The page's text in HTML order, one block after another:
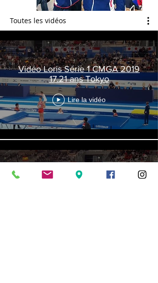
Retour derniers résultats
Toutes les vidéos
Vidéo Loris Série 1 CMGA 2019
17.21 ans Tokyo
Lire la vidéo
Vidéo Loris Série 2 CMGA 2019